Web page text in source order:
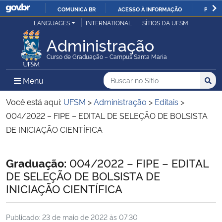
IR
O
COMUNICA BR ACESSO À INFORMAÇÃO
Ministério da Justiça e Segurança Pública
Ministério da Defesa
Ministério das Relações Exteriores
Ministério da Economia
Ministério da Agricultura, Pecuária e Abastecimento
Ministério da Educação
LANGUAGES INTERNATIONAL SÍTIOS DA UFSM
Administração
Curso de Graduação – Campus Santa Maria
Menu Menu Principal do Sítio
Busca
Buscar no no Sítio
Busca:
Você está aqui: UFSM >Administração > Editais >
004/2022 – FIPE – EDITAL DE SELEÇÃO DE BOLSISTA
DE INICIAÇÃO CIENTÍFICA
Início do conteúdo
Graduação: 004/2022 – FIPE – EDITAL
DE SELEÇÃO DE BOLSISTA DE
INICIAÇÃO CIENTÍFICA
Publicado: 23 de maio de 2022 às 07:30